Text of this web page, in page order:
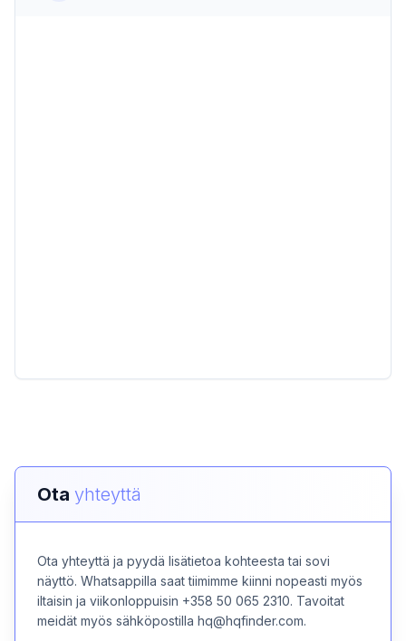
Ota yhteyttä
Ota yhteyttä ja pyydä lisätietoa kohteesta tai sovi
näyttö. Whatsappilla saat tiimimme kiinni nopeasti myös
iltaisin ja viikonloppuisin +358 50 065 2310. Tavoitat
meidät myös sähköpostilla hq@hqfinder.com.